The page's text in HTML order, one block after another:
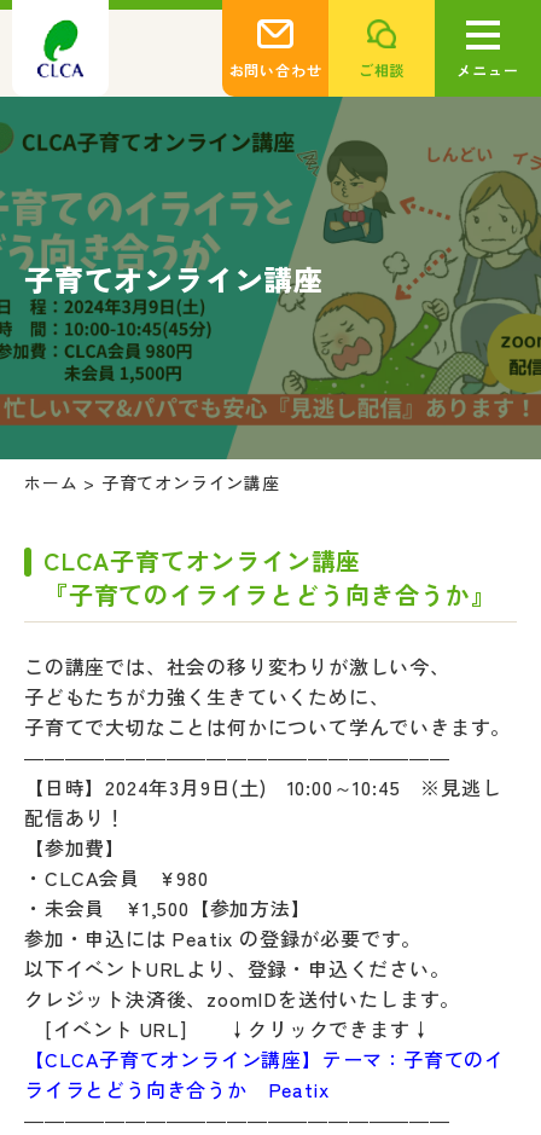
お問い合わせ ご相談 メニュー
子育てオンライン講座
ホーム > 子育てオンライン講座
CLCA子育てオンライン講座
『子育てのイライラとどう向き合うか』
この講座では、社会の移り変わりが激しい今、
子どもたちが力強く生きていくために、
子育てで大切なことは何かについて学んでいきます。
―――――――――――――――――――――
【日時】2024年3月9日(土) 10:00～10:45 ※見逃し
配信あり！
【参加費】
・CLCA会員 ¥980
・未会員 ¥1,500【参加方法】
参加・申込には Peatix の登録が必要です。
以下イベントURLより、登録・申込ください。
クレジット決済後、zoomIDを送付いたします。
[イベント URL] ↓クリックできます↓
【CLCA子育てオンライン講座】テーマ：子育てのイ
ライラとどう向き合うか Peatix
―――――――――――――――――――――